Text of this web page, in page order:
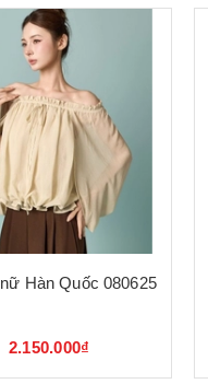
Hàn Quốc 080625
2.150.000₫